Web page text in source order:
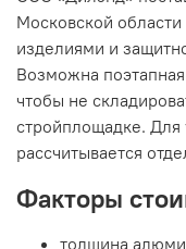
Московской
изделиями и
Возможна
чтобы не
стройплощадке.
рассчитывается
Факторы
толщина